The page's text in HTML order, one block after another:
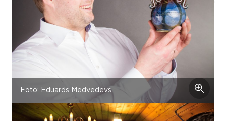
Foto: Eduards Medvedevs